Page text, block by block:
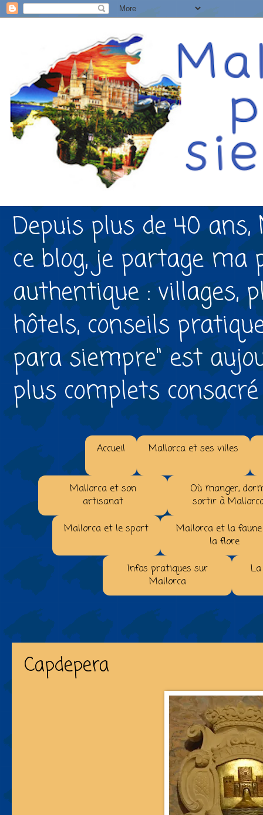
Depuis plus de 40
ce blog, je partage
authentique : villages,
hôtels, conseils
para siempre" est
plus complets consacré
Accueil Mallorca et ses villes
Mallorca et son
artisanat
Où manger,
sortir à
Mallorca et le sport
Mallorca et la
la flore
Infos pratiques sur
Mallorca
Capdepera